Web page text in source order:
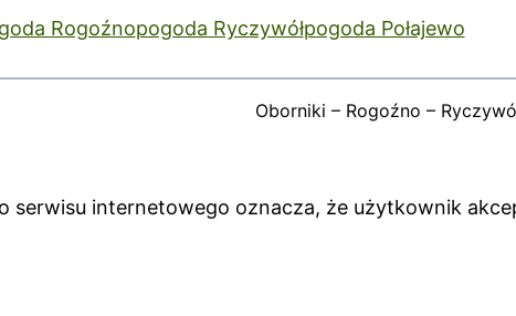
Rogoźnopogoda Ryczywółpogoda Połajewo
Oborniki – Rogoźno –
serwisu internetowego oznacza, że użytkownik